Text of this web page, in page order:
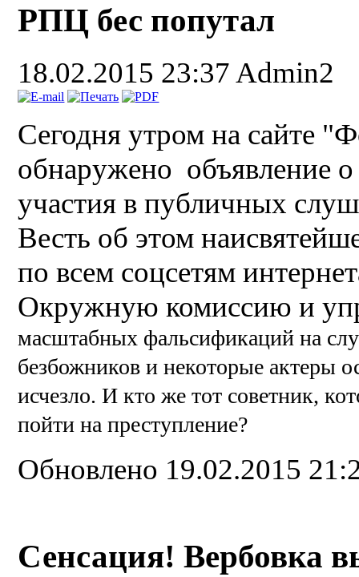
РПЦ бес попутал
18.02.2015 23:37 Admin2
Сегодня утром на сайте
обнаружено объявление о
участия в публичных
Весть об этом
по всем соцсетям
Окружную комиссию и
масштабных фальсификаций на
безбожников и некоторые актеры
исчезло. И кто же тот советник,
пойти на преступление?
Обновлено 19.02.2015
Сенсация! Вербовка